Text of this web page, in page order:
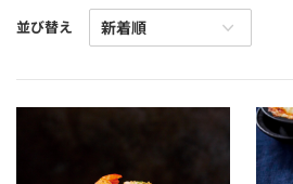
並び替え